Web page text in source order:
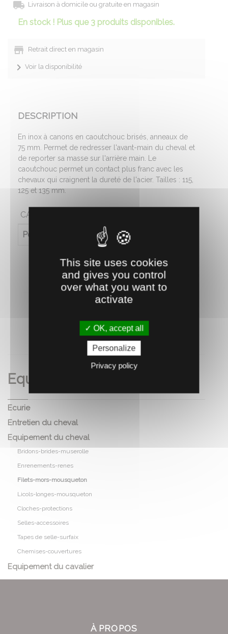
Livraison à domicile ou gratuite en magasin
En stock ! Plus que 3 produits disponibles.
Retrait direct en magasin
Voir la disponibilité
DESCRIPTION
En inox à canons en caoutchouc brisés, anneaux de
75 mm. Permet de redresser l'avant-main du cheval et
de reporter sa masse sur l'arrière main. Le
caoutchouc permet un contact plus franc avec les
chevaux qui craignent la dureté de l'acier. Tailles : 115,
125 et 135 mm.
CARACTÉRISTIQUES
Poids (en kg) 0.343
RECOMMANDEZ CE PRODUIT À UN AMI
Equitation
Ecurie
Entretien du cheval
Equipement du cheval
Bridons-brides-muserolle
Enrenements-renes
Filets-mors-mousqueton
Licols-longes-mousqueton
Cloches-protections
Selles-accessoires
Tapes de selle-surfaix
Chemises-couvertures
Equipement du cavalier
À PROPOS
This site uses cookies
and gives you control
over what you want to
activate
OK, accept all
Personalize
Privacy policy